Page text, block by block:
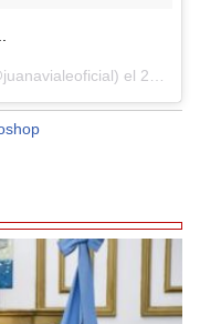
el 29 de Dic de 2016 a la(s) 11:35 PST